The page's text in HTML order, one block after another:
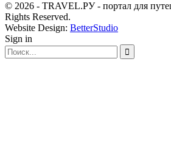
© 2026 - TRAVEL.РУ - портал для
Rights Reserved.
Website Design: BetterStudio
Sign in